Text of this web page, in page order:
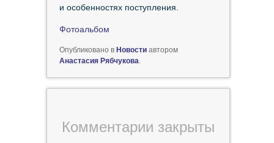
и особенностях поступления.
Фотоальбом
Опубликовано в Новостиавтором
Анастасия Рябчукова.
Комментарии закрыты